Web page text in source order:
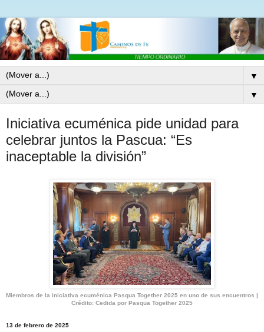
▼
▼
Iniciativa ecuménica pide unidad para
celebrar juntos la Pascua: “Es
inaceptable la división”
Miembros de la iniciativa ecuménica Pasqua Together 2025 en uno de sus encuentros |
Crédito: Cedida por Pasqua Together 2025
13 de febrero de 2025